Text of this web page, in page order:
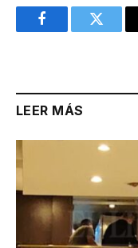
FacebookTwitter
LEER MÁS